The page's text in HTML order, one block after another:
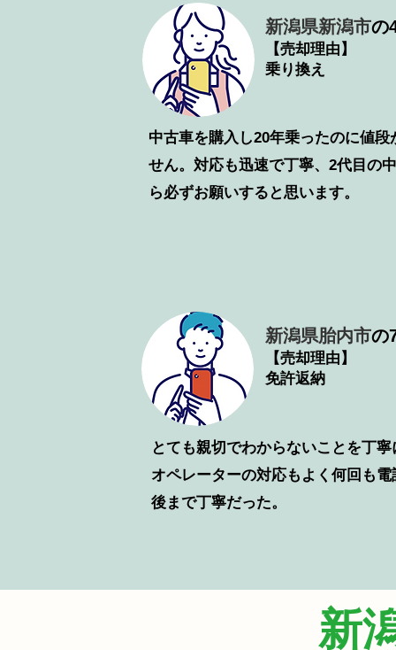
新潟県新潟市の
【売却理由】
乗り換え
中古車を購入し20年乗ったのに値
せん。対応も迅速で丁寧、2代目の
ら必ずお願いすると思います。
新潟県胎内市の
【売却理由】
免許返納
とても親切でわからないことを丁
オペレーターの対応もよく何回も
後まで丁寧だった。
新